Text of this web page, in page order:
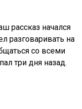
рассказ начался
разговаривать на
со всеми
три дня назад.